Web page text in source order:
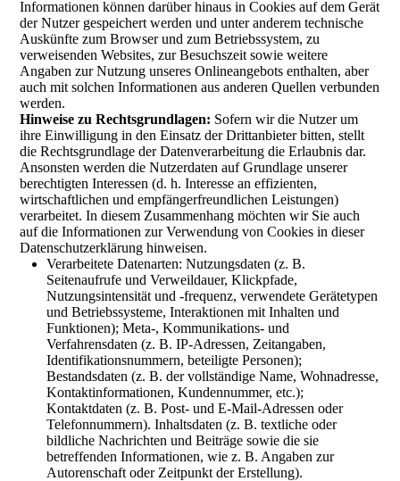
Informationen können darüber hinaus in Cookies auf dem Gerät
der Nutzer gespeichert werden und unter anderem technische
Auskünfte zum Browser und zum Betriebssystem, zu
verweisenden Websites, zur Besuchszeit sowie weitere
Angaben zur Nutzung unseres Onlineangebots enthalten, aber
auch mit solchen Informationen aus anderen Quellen verbunden
werden.
Hinweise zu Rechtsgrundlagen: Sofern wir die Nutzer um
ihre Einwilligung in den Einsatz der Drittanbieter bitten, stellt
die Rechtsgrundlage der Datenverarbeitung die Erlaubnis dar.
Ansonsten werden die Nutzerdaten auf Grundlage unserer
berechtigten Interessen (d. h. Interesse an effizienten,
wirtschaftlichen und empfängerfreundlichen Leistungen)
verarbeitet. In diesem Zusammenhang möchten wir Sie auch
auf die Informationen zur Verwendung von Cookies in dieser
Datenschutzerklärung hinweisen.
Verarbeitete Datenarten: Nutzungsdaten (z. B.
Seitenaufrufe und Verweildauer, Klickpfade,
Nutzungsintensität und -frequenz, verwendete Gerätetypen
und Betriebssysteme, Interaktionen mit Inhalten und
Funktionen); Meta-, Kommunikations- und
Verfahrensdaten (z. B. IP-Adressen, Zeitangaben,
Identifikationsnummern, beteiligte Personen);
Bestandsdaten (z. B. der vollständige Name, Wohnadresse,
Kontaktinformationen, Kundennummer, etc.);
Kontaktdaten (z. B. Post- und E-Mail-Adressen oder
Telefonnummern). Inhaltsdaten (z. B. textliche oder
bildliche Nachrichten und Beiträge sowie die sie
betreffenden Informationen, wie z. B. Angaben zur
Autorenschaft oder Zeitpunkt der Erstellung).